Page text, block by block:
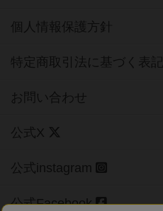
個人情報保護方針
特定商取引法に基づく表記
お問い合わせ
公式X
公式instagram
公式Facebook